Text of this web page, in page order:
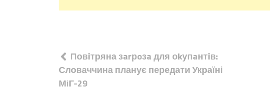
Навігація
записів
Повітряна зarрoзa для оkупaнтів:
Словаччина планує передати Україні
МiГ-29